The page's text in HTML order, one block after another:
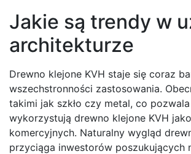
Jakie są trendy w
architekturze
Drewno klejone KVH staje się coraz
wszechstronności zastosowania.
takimi jak szkło czy metal, co
wykorzystują drewno klejone KVH
komercyjnych. Naturalny wygląd
przyciąga inwestorów